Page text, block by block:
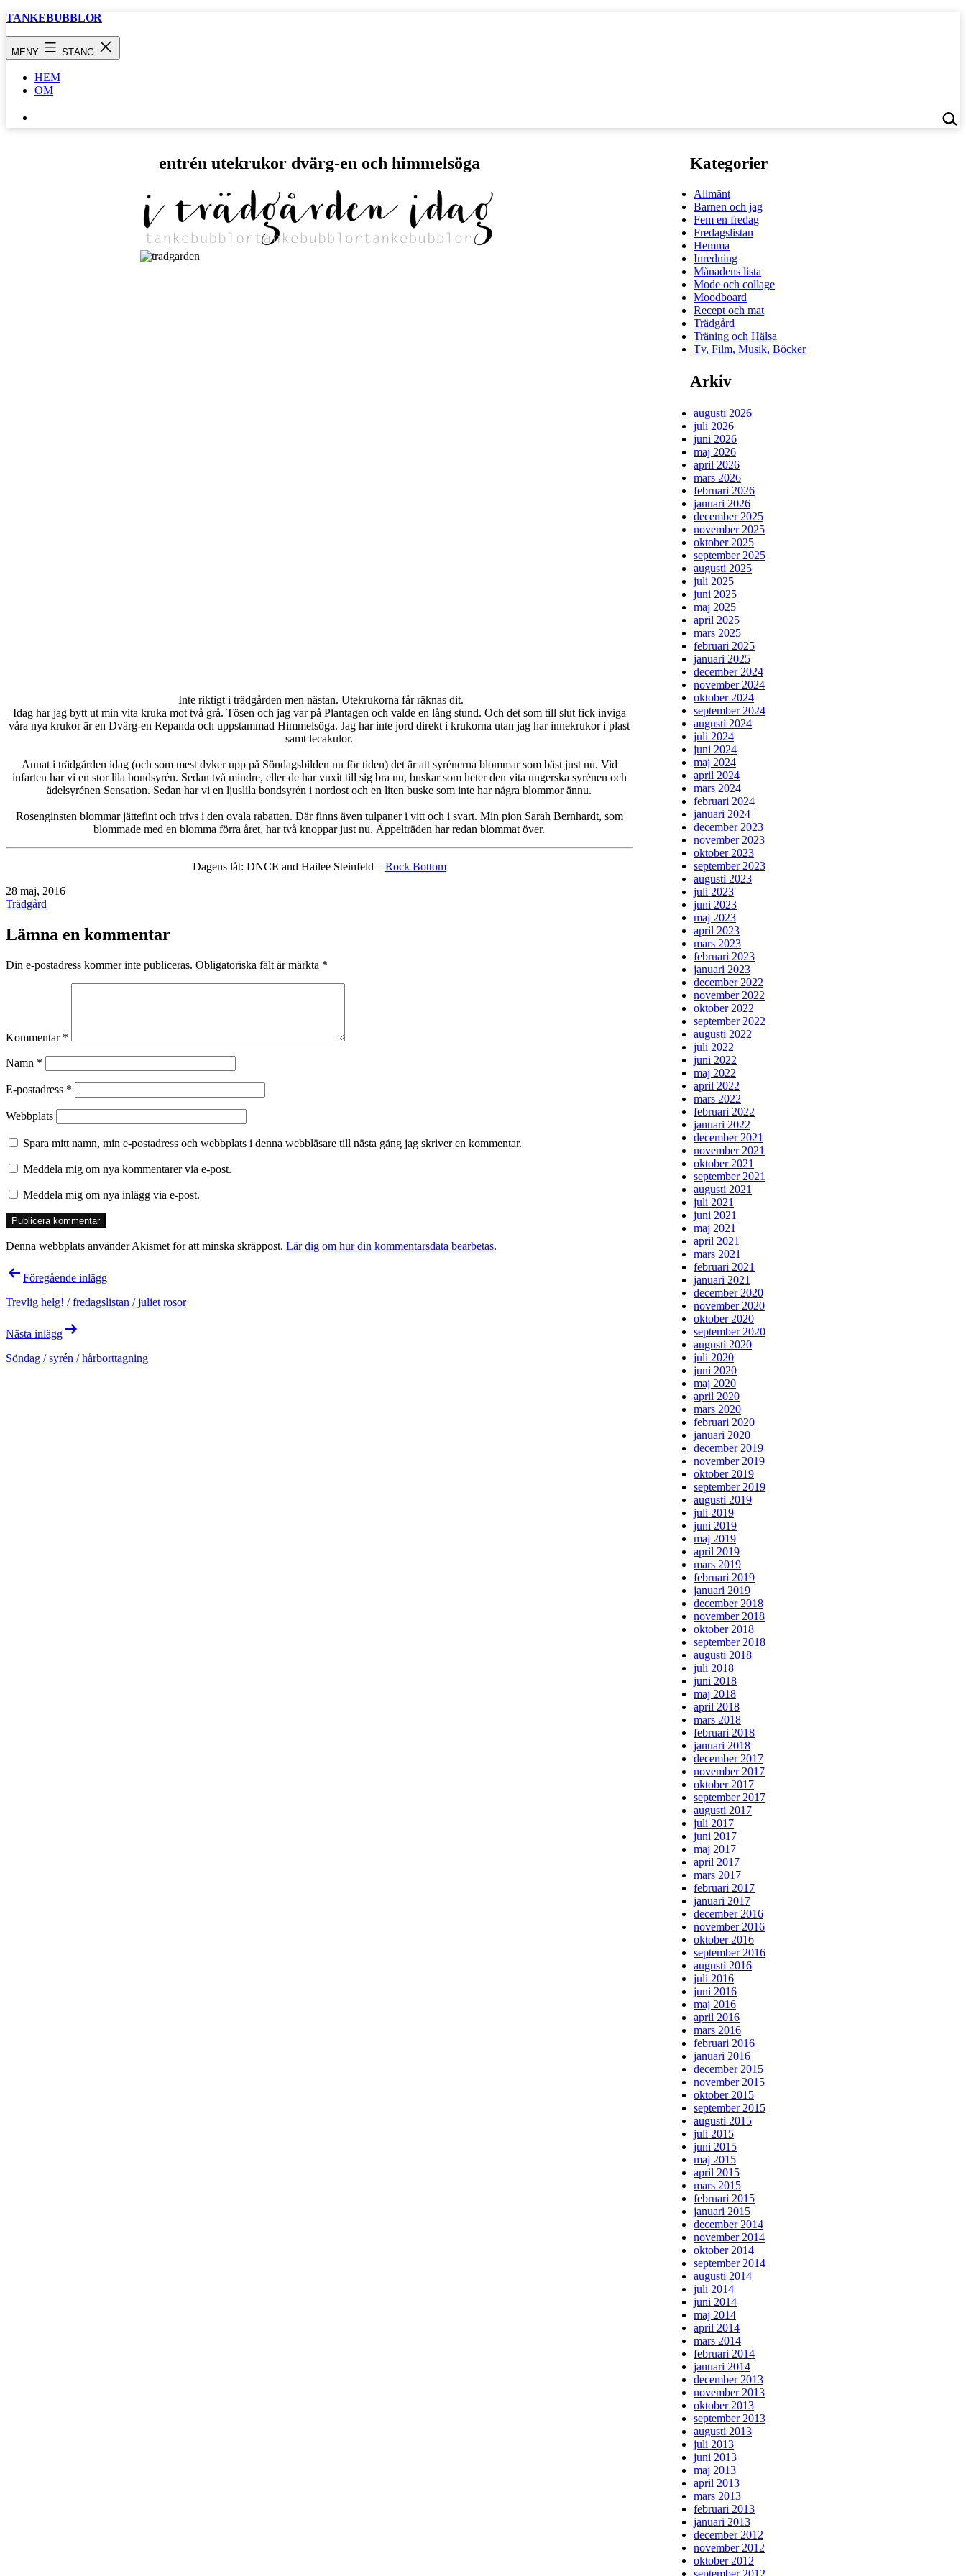
Hoppa
TANKEBUBBLOR
MENY STÄNG
HEM
OM
…
entrén utekrukor dvärg-en och himmelsöga
Inte riktigt i trädgården men nästan. Utekrukorna får räknas dit.
Idag har jag bytt ut min vita kruka mot två grå. Tösen och jag var på Plantagen och valde en lång stund. Och det som till slut fick inviga
våra nya krukor är en Dvärg-en Repanda och uppstammad Himmelsöga. Jag har inte jord direkt i krukorna utan jag har innekrukor i plast
samt lecakulor.
Annat i trädgården idag (och som mest dyker upp på Söndagsbilden nu för tiden) det är att syrénerna blommar som bäst just nu. Vid
infarten har vi en stor lila bondsyrén. Sedan två mindre, eller de har vuxit till sig bra nu, buskar som heter den vita ungerska syrénen och
ädelsyrénen Sensation. Sedan har vi en ljuslila bondsyrén i nordost och en liten buske som inte har några blommor ännu.
Rosenginsten blommar jättefint och trivs i den ovala rabatten. Där finns även tulpaner i vitt och i svart. Min pion Sarah Bernhardt, som
blommade med en blomma förra året, har två knoppar just nu. Äppelträden har redan blommat över.
Dagens låt: DNCE and Hailee Steinfeld – Rock Bottom
Publicerat
den
28 maj, 2016
Kategoriserat
Trädgård
Lämna en kommentar
Din e-postadress kommer inte publiceras. Obligatoriska fält är märkta *
Kommentar *
Namn *
E-postadress *
Webbplats
Spara mitt namn, min e-postadress och webbplats i denna webbläsare till nästa gång jag skriver en kommentar.
Meddela mig om nya kommentarer via e-post.
Meddela mig om nya inlägg via e-post.
Denna webbplats använder Akismet för att minska skräppost. Lär dig om hur din kommentarsdata bearbetas.
Inläggsnavigering
Föregående inlägg
Trevlig helg! / fredagslistan / juliet rosor
Nästa inlägg
Söndag / syrén / hårborttagning
Kategorier
Allmänt
Barnen och jag
Fem en fredag
Fredagslistan
Hemma
Inredning
Månadens lista
Mode och collage
Moodboard
Recept och mat
Trädgård
Träning och Hälsa
Tv, Film, Musik, Böcker
Arkiv
augusti 2026
juli 2026
juni 2026
maj 2026
april 2026
mars 2026
februari 2026
januari 2026
december 2025
november 2025
oktober 2025
september 2025
augusti 2025
juli 2025
juni 2025
maj 2025
april 2025
mars 2025
februari 2025
januari 2025
december 2024
november 2024
oktober 2024
september 2024
augusti 2024
juli 2024
juni 2024
maj 2024
april 2024
mars 2024
februari 2024
januari 2024
december 2023
november 2023
oktober 2023
september 2023
augusti 2023
juli 2023
juni 2023
maj 2023
april 2023
mars 2023
februari 2023
januari 2023
december 2022
november 2022
oktober 2022
september 2022
augusti 2022
juli 2022
juni 2022
maj 2022
april 2022
mars 2022
februari 2022
januari 2022
december 2021
november 2021
oktober 2021
september 2021
augusti 2021
juli 2021
juni 2021
maj 2021
april 2021
mars 2021
februari 2021
januari 2021
december 2020
november 2020
oktober 2020
september 2020
augusti 2020
juli 2020
juni 2020
maj 2020
april 2020
mars 2020
februari 2020
januari 2020
december 2019
november 2019
oktober 2019
september 2019
augusti 2019
juli 2019
juni 2019
maj 2019
april 2019
mars 2019
februari 2019
januari 2019
december 2018
november 2018
oktober 2018
september 2018
augusti 2018
juli 2018
juni 2018
maj 2018
april 2018
mars 2018
februari 2018
januari 2018
december 2017
november 2017
oktober 2017
september 2017
augusti 2017
juli 2017
juni 2017
maj 2017
april 2017
mars 2017
februari 2017
januari 2017
december 2016
november 2016
oktober 2016
september 2016
augusti 2016
juli 2016
juni 2016
maj 2016
april 2016
mars 2016
februari 2016
januari 2016
december 2015
november 2015
oktober 2015
september 2015
augusti 2015
juli 2015
juni 2015
maj 2015
april 2015
mars 2015
februari 2015
januari 2015
december 2014
november 2014
oktober 2014
september 2014
augusti 2014
juli 2014
juni 2014
maj 2014
april 2014
mars 2014
februari 2014
januari 2014
december 2013
november 2013
oktober 2013
september 2013
augusti 2013
juli 2013
juni 2013
maj 2013
april 2013
mars 2013
februari 2013
januari 2013
december 2012
november 2012
oktober 2012
september 2012